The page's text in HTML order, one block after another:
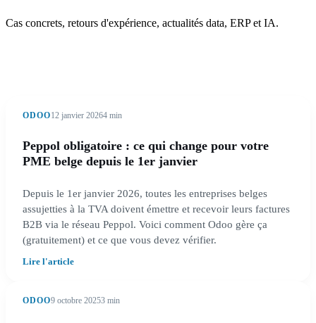
Cas concrets, retours d'expérience, actualités data, ERP et IA.
ODOO12 janvier 20264 min
Peppol obligatoire : ce qui change pour votre
PME belge depuis le 1er janvier
Depuis le 1er janvier 2026, toutes les entreprises belges
assujetties à la TVA doivent émettre et recevoir leurs factures
B2B via le réseau Peppol. Voici comment Odoo gère ça
(gratuitement) et ce que vous devez vérifier.
Lire l'article
ODOO9 octobre 20253 min